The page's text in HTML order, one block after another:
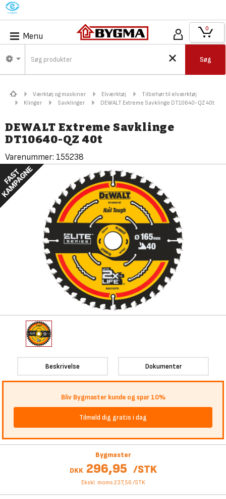
M
Menu
Søg
0
Værktøj og maskiner Elværktøj
Tilbehør til elværktøj
Klinger
Savklinger DEWALT Extreme Savklinge DT10640-QZ 40t
DEWALT Extreme Savklinge
DT10640-QZ 40t
Varenummer: 155238
Beskrivelse Dokumenter
Bliv Bygmaster kunde og spar 10%
Tilmeld dig gratis i dag
Bygmaster
DKK 296,95 /STK
Ekskl. moms 237,56 /STK